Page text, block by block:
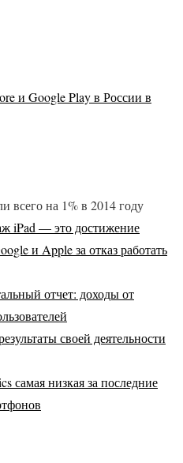
и Google Play в России в
всего на 1% в 2014 году
iPad — это достижение
и Apple за отказ работать
отчет: доходы от
своей деятельности
самая низкая за последние